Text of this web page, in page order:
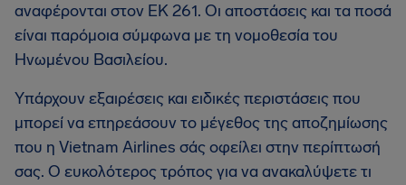
αναφέρονται στον ΕΚ 261. Οι αποστάσεις και τα ποσά
είναι παρόμοια σύμφωνα με τη νομοθεσία του
Ηνωμένου Βασιλείου.
Υπάρχουν εξαιρέσεις και ειδικές περιστάσεις που
μπορεί να επηρεάσουν το μέγεθος της αποζημίωσης
που η Vietnam Airlines σάς οφείλει στην περίπτωσή
σας. Ο ευκολότερος τρόπος για να ανακαλύψετε τι